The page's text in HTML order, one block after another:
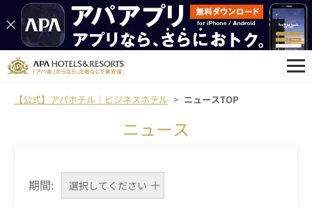
【公式】アパホテル｜ビジネスホテル ニュースTOP
ニュース
期間: 選択してください